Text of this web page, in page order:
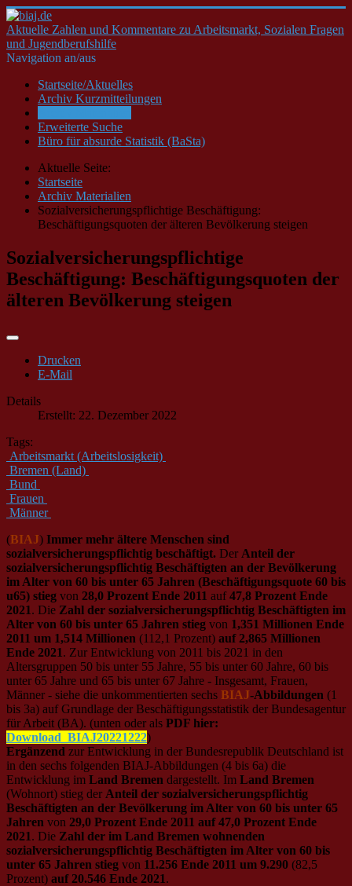
Aktuelle Zahlen und Kommentare zu Arbeitsmarkt, Sozialen Fragen
und Jugendberufshilfe
Navigation an/aus
Startseite/Aktuelles
Archiv Kurzmitteilungen
Erweiterte Suche
Büro für absurde Statistik (BaSta)
Aktuelle Seite:
Startseite
Archiv Materialien
Sozialversicherungspflichtige Beschäftigung:
Beschäftigungsquoten der älteren Bevölkerung steigen
Sozialversicherungspflichtige
Beschäftigung: Beschäftigungsquoten der
älteren Bevölkerung steigen
Drucken
E-Mail
Details
Erstellt: 22. Dezember 2022
Tags:
Arbeitsmarkt (Arbeitslosigkeit)
Bremen (Land)
Bund
Frauen
Männer
(BIAJ) Immer mehr ältere Menschen sind
sozialversicherungspflichtig beschäftigt. Der Anteil der
sozialversicherungspflichtig Beschäftigten an der Bevölkerung
im Alter von 60 bis unter 65 Jahren (Beschäftigungsquote 60 bis
u65) stieg von 28,0 Prozent Ende 2011 auf47,8 Prozent Ende
2021. Die Zahl der sozialversicherungspflichtig Beschäftigten im
Alter von 60 bis unter 65 Jahren stieg von 1,351 Millionen Ende
2011 um 1,514 Millionen (112,1 Prozent) auf 2,865 Millionen
Ende 2021. Zur Entwicklung von 2011 bis 2021 in den
Altersgruppen 50 bis unter 55 Jahre, 55 bis unter 60 Jahre, 60 bis
unter 65 Jahre und 65 bis unter 67 Jahre - Insgesamt, Frauen,
Männer - siehe die unkommentierten sechs BIAJ-Abbildungen (1
bis 3a) auf Grundlage der Beschäftigungsstatistik der Bundesagentur
für Arbeit (BA). (unten oder als PDF hier:
Download_BIAJ20221222)
Ergänzend zur Entwicklung in der Bundesrepublik Deutschland ist
in den sechs folgenden BIAJ-Abbildungen (4 bis 6a) die
Entwicklung im Land Bremen dargestellt. Im Land Bremen
(Wohnort) stieg der Anteil der sozialversicherungspflichtig
Beschäftigten an der Bevölkerung im Alter von 60 bis unter 65
Jahren von 29,0 Prozent Ende 2011 auf 47,0 Prozent Ende
2021. Die Zahl der im Land Bremen wohnenden
sozialversicherungspflichtig Beschäftigten im Alter von 60 bis
unter 65 Jahren stieg von 11.256 Ende 2011 um 9.290 (82,5
Prozent) auf 20.546 Ende 2021.